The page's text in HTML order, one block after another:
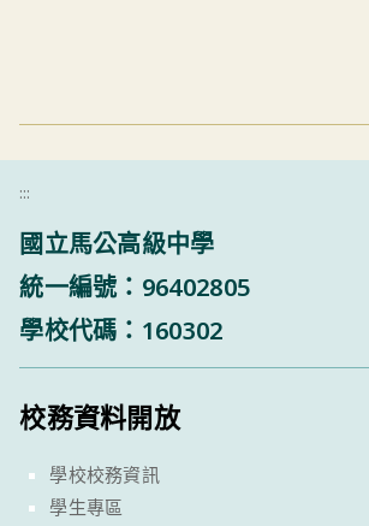
:::
國立馬公高級中學
統一編號：96402805
學校代碼：160302
校務資料開放
學校校務資訊
學生專區